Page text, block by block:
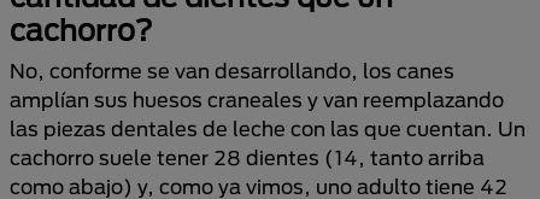
cachorro?
No, conforme se van desarrollando, los canes
amplían sus huesos craneales y van reemplazando
las piezas dentales de leche con las que cuentan. Un
cachorro suele tener 28 dientes (14, tanto arriba
como abajo) y, como ya vimos, uno adulto tiene 42